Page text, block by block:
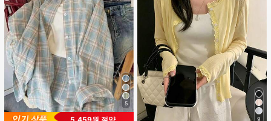
5
9